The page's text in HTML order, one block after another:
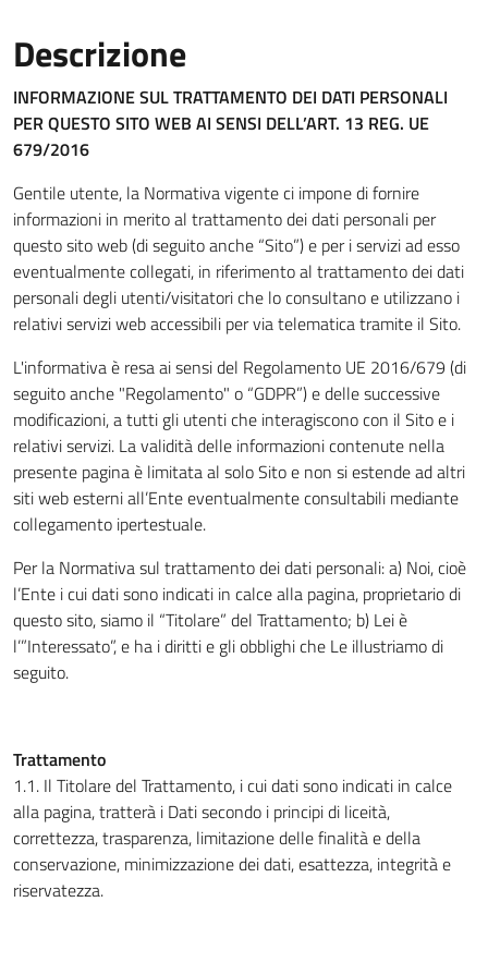
Descrizione
INFORMAZIONE SUL TRATTAMENTO DEI DATI PERSONALI
PER QUESTO SITO WEB AI SENSI DELL’ART. 13 REG. UE
679/2016
Gentile utente, la Normativa vigente ci impone di fornire
informazioni in merito al trattamento dei dati personali per
questo sito web (di seguito anche “Sito”) e per i servizi ad esso
eventualmente collegati, in riferimento al trattamento dei dati
personali degli utenti/visitatori che lo consultano e utilizzano i
relativi servizi web accessibili per via telematica tramite il Sito.
L'informativa è resa ai sensi del Regolamento UE 2016/679 (di
seguito anche "Regolamento" o “GDPR”) e delle successive
modificazioni, a tutti gli utenti che interagiscono con il Sito e i
relativi servizi. La validità delle informazioni contenute nella
presente pagina è limitata al solo Sito e non si estende ad altri
siti web esterni all’Ente eventualmente consultabili mediante
collegamento ipertestuale.
Per la Normativa sul trattamento dei dati personali: a) Noi, cioè
l’Ente i cui dati sono indicati in calce alla pagina, proprietario di
questo sito, siamo il “Titolare” del Trattamento; b) Lei è
l’”Interessato”, e ha i diritti e gli obblighi che Le illustriamo di
seguito.
Trattamento
1.1. Il Titolare del Trattamento, i cui dati sono indicati in calce
alla pagina, tratterà i Dati secondo i principi di liceità,
correttezza, trasparenza, limitazione delle finalità e della
conservazione, minimizzazione dei dati, esattezza, integrità e
riservatezza.